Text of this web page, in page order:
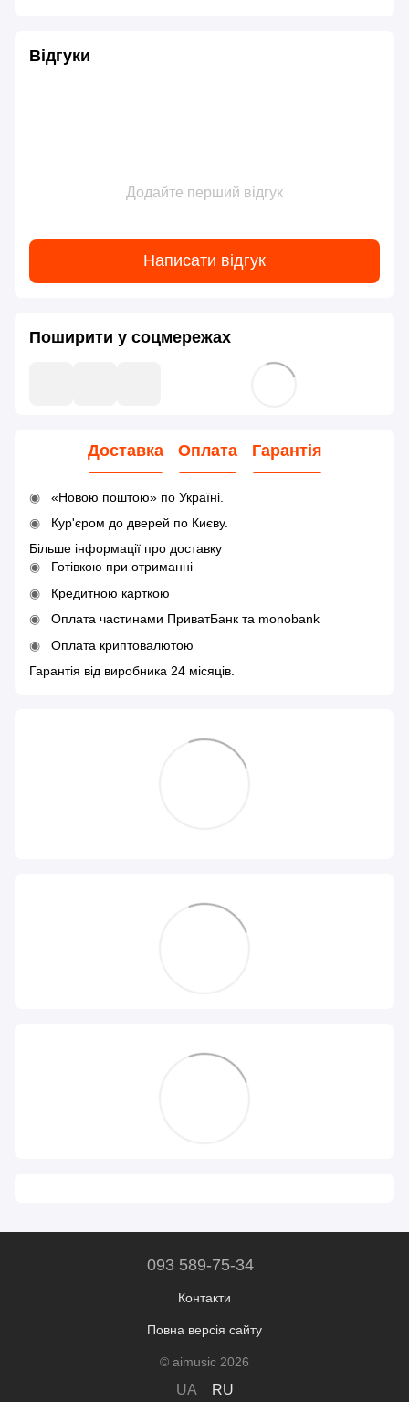
Відгуки
Додайте перший відгук
Написати відгук
Поширити у соцмережах
Доставка Оплата Гарантія
«Новою поштою» по Україні.
Кур'єром до дверей по Києву.
Більше інформації про доставку
Готівкою при отриманні
Кредитною карткою
Оплата частинами ПриватБанк та monobank
Оплата криптовалютою
Гарантія від виробника 24 місяців.
093 589-75-34
Контакти
Повна версія сайту
© aimusic 2026
UA RU